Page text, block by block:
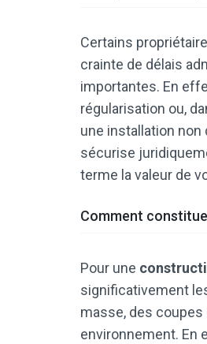
Certains
crainte de délais
importantes. En
régularisation ou,
une installation
sécurise
terme la valeur de
Comment
Pour une
significativement
masse, des
environnement. En